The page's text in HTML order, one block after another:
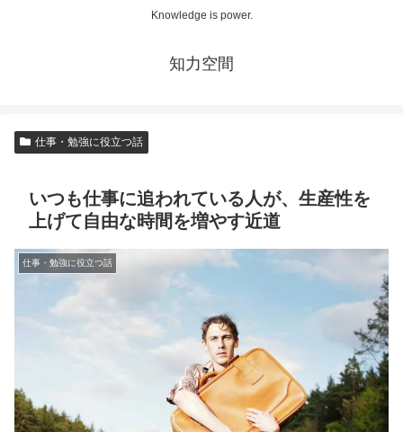
Knowledge is power.
知力空間
仕事・勉強に役立つ話
いつも仕事に追われている人が、生産性を
上げて自由な時間を増やす近道
仕事・勉強に役立つ話